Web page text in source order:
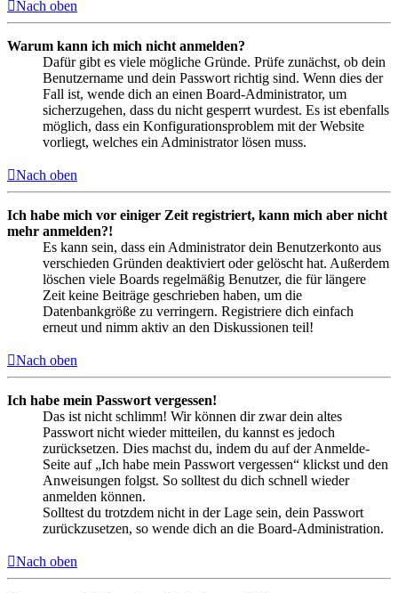
Nach oben
Warum kann ich mich nicht anmelden?
Dafür gibt es viele mögliche Gründe. Prüfe zunächst, ob dein
Benutzername und dein Passwort richtig sind. Wenn dies der
Fall ist, wende dich an einen Board-Administrator, um
sicherzugehen, dass du nicht gesperrt wurdest. Es ist ebenfalls
möglich, dass ein Konfigurationsproblem mit der Website
vorliegt, welches ein Administrator lösen muss.
Nach oben
Ich habe mich vor einiger Zeit registriert, kann mich aber nicht
mehr anmelden?!
Es kann sein, dass ein Administrator dein Benutzerkonto aus
verschieden Gründen deaktiviert oder gelöscht hat. Außerdem
löschen viele Boards regelmäßig Benutzer, die für längere
Zeit keine Beiträge geschrieben haben, um die
Datenbankgröße zu verringern. Registriere dich einfach
erneut und nimm aktiv an den Diskussionen teil!
Nach oben
Ich habe mein Passwort vergessen!
Das ist nicht schlimm! Wir können dir zwar dein altes
Passwort nicht wieder mitteilen, du kannst es jedoch
zurücksetzen. Dies machst du, indem du auf der Anmelde-
Seite auf „Ich habe mein Passwort vergessen“ klickst und den
Anweisungen folgst. So solltest du dich schnell wieder
anmelden können.
Solltest du trotzdem nicht in der Lage sein, dein Passwort
zurückzusetzen, so wende dich an die Board-Administration.
Nach oben